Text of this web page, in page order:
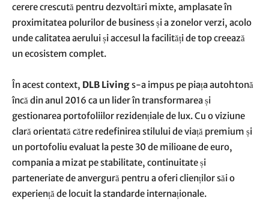
cerere crescută pentru dezvoltări mixte, amplasate în
proximitatea polurilor de business și a zonelor verzi, acolo
unde calitatea aerului și accesul la facilități de top creează
un ecosistem complet.
În acest context, DLB Livings-a impus pe piața autohtonă
încă din anul 2016 ca un lider în transformarea și
gestionarea portofoliilor rezidențiale de lux. Cu o viziune
clară orientată către redefinirea stilului de viață premium și
un portofoliu evaluat la peste 30 de milioane de euro,
compania a mizat pe stabilitate, continuitate și
parteneriate de anvergură pentru a oferi clienților săi o
experiență de locuit la standarde internaționale.